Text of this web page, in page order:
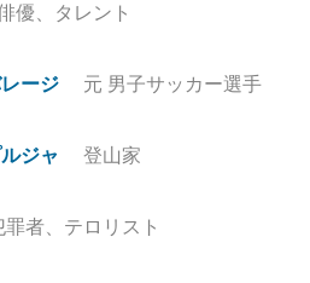
優、タレント
ージ 元 男子サッカー選手
ジャ 登山家
罪者、テロリスト